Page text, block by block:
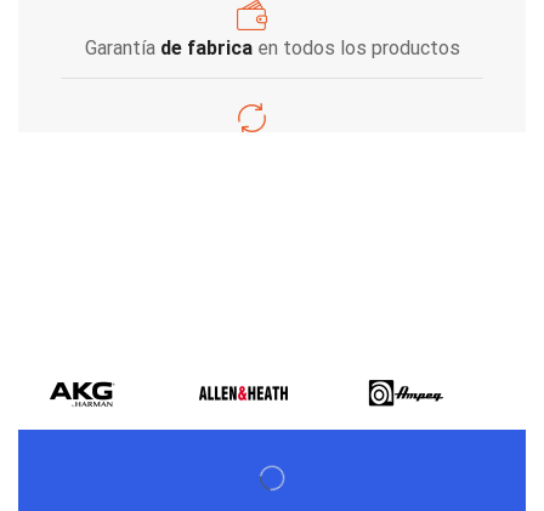
Garantía de fabricaen todos los productos